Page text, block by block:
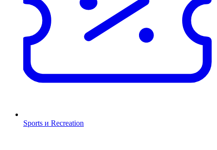
Sports и Recreation